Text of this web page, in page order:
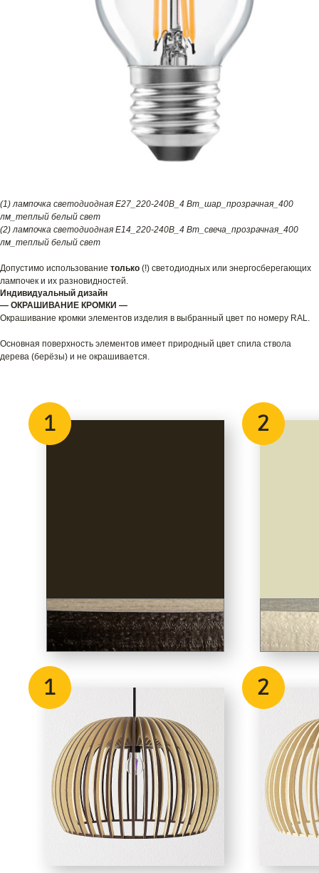
(1) лампочка светодиодная E27_220-240В_4 Вт_шар_прозрачная_400
лм_теплый белый свет
(2) лампочка светодиодная E14_220-240В_4 Вт_свеча_прозрачная_400
лм_теплый белый свет
Допустимо использование только (!) светодиодных или энергосберегающих
лампочек и их разновидностей.
Индивидуальный дизайн
— ОКРАШИВАНИЕ КРОМКИ —
Окрашивание кромки элементов изделия в выбранный цвет по номеру RAL.
Основная поверхность элементов имеет природный цвет спила ствола
дерева (берёзы) и не окрашивается.